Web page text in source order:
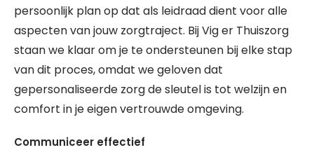
persoonlijk plan op dat als leidraad dient voor alle
aspecten van jouw zorgtraject. Bij Vig er Thuiszorg
staan we klaar om je te ondersteunen bij elke stap
van dit proces, omdat we geloven dat
gepersonaliseerde zorg de sleutel is tot welzijn en
comfort in je eigen vertrouwde omgeving.
Communiceer effectief